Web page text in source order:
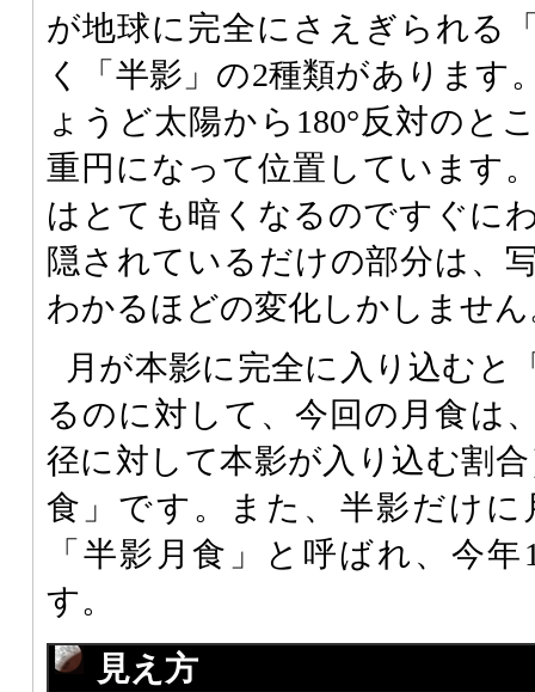
が地球に完全にさえぎられる
く「半影」の2種類があります
ょうど太陽から180°反対のと
重円になって位置しています
はとても暗くなるのですぐに
隠されているだけの部分は、
わかるほどの変化しかしませ
月が本影に完全に入り込むと
るのに対して、今回の月食は
径に対して本影が入り込む割
食」です。また、半影だけ
「半影月食」と呼ばれ、今
す。
見え方